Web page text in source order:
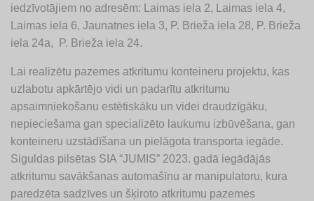
iedzīvotājiem no adresēm: Laimas iela 2, Laimas iela 4,
Laimas iela 6, Jaunatnes iela 3, P. Brieža iela 28, P. Brieža
iela 24a, P. Brieža iela 24.
Lai realizētu pazemes atkritumu konteineru projektu, kas
uzlabotu apkārtējo vidi un padarītu atkritumu
apsaimniekošanu estētiskāku un videi draudzīgāku,
nepieciešama gan specializēto laukumu izbūvēšana, gan
konteineru uzstādīšana un pielāgota transporta iegāde.
Siguldas pilsētas SIA “JUMIS” 2023. gadā iegādājās
atkritumu savākšanas automašīnu ar manipulatoru, kura
paredzēta sadzīves un šķiroto atkritumu pazemes